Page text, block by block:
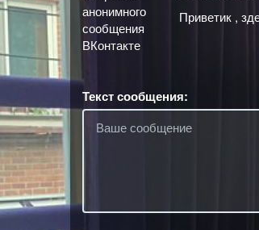
Приветик ,
Текст сообщения: